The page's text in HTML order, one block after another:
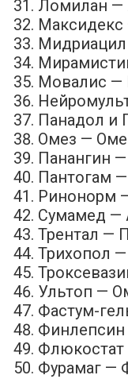
Ломилан —
Максидекс
Мовалис —
Панадол и
Омез —
Панангин
Пантогам
Ринонорм
Сумамед —
Трентал —
Трихопол
Ультоп —
Фастум-
Финлепсин
Флюкостат
Фурамаг —